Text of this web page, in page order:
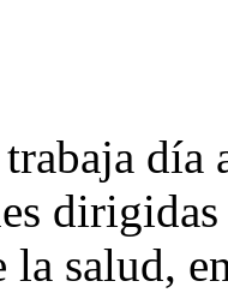
día
la salud,